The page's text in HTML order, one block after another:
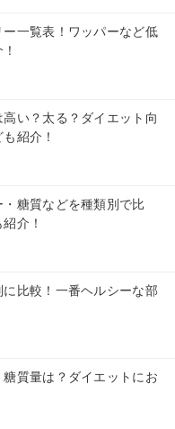
一覧表！ワッパーなど低
い？太る？ダイエット向
紹介！
糖質などを種類別で比
介！
比較！一番ヘルシーな部
質量は？ダイエットにお